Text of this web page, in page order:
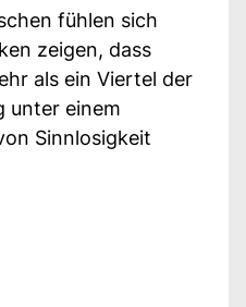
fühlen sich
zeigen, dass
als ein Viertel der
unter einem
Sinnlosigkeit